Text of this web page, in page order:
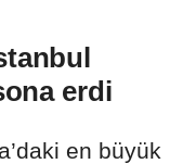
erdi
en büyük